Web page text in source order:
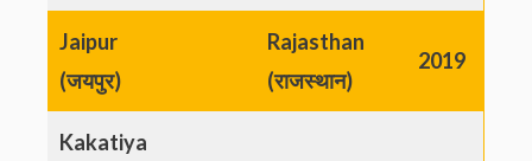
Jaipur
(जयपुर)
Rajasthan
(राजस्थान)
2019
Kakatiya